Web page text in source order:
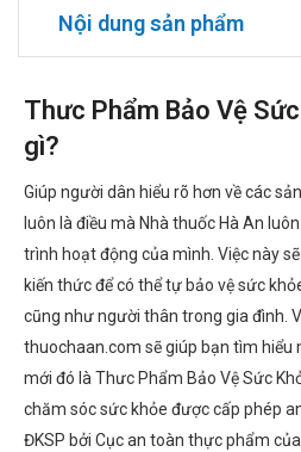
Nội dung sản phẩm
Thưc Phẩm Bảo Vệ
gì?
Giúp người dân hiểu rõ hơn về các
luôn là điều mà Nhà thuốc Hà An
trình hoạt động của mình. Việc này
kiến thức để có thể tự bảo vệ sức
cũng như người thân trong gia đình.
thuochaan.com sẽ giúp bạn tìm
mới đó là Thưc Phẩm Bảo Vệ Sức
chăm sóc sức khỏe được cấp phép
ĐKSP bởi Cục an toàn thực phẩm